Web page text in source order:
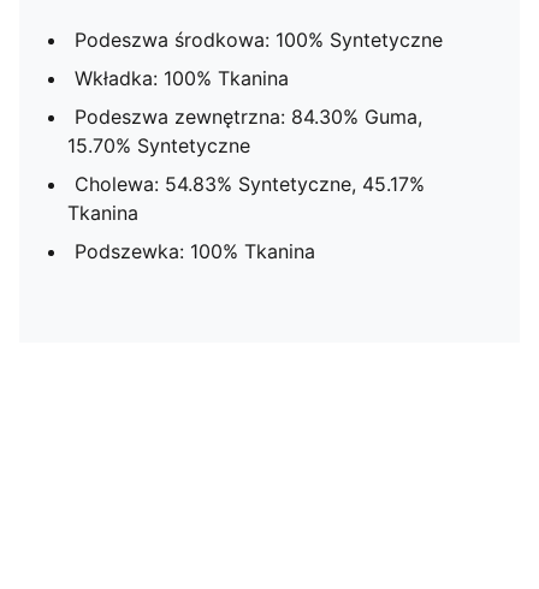
Podeszwa środkowa: 100% Syntetyczne
Wkładka: 100% Tkanina
Podeszwa zewnętrzna: 84.30% Guma,
15.70% Syntetyczne
Cholewa: 54.83% Syntetyczne, 45.17%
Tkanina
Podszewka: 100% Tkanina